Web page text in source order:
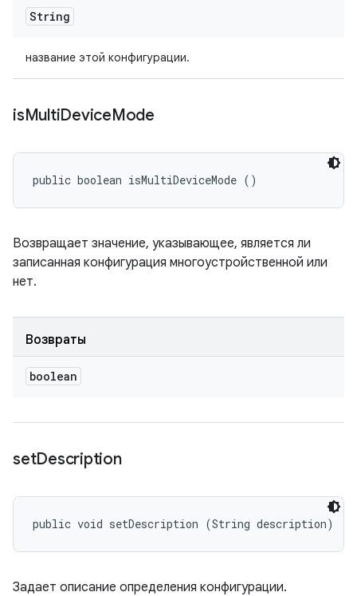
String
название этой конфигурации.
isMultiDeviceMode
public boolean isMultiDeviceMode ()
Возвращает значение, указывающее, является ли
записанная конфигурация многоустройственной или
нет.
Возвраты
boolean
setDescription
public void setDescription (String description)
Задает описание определения конфигурации.